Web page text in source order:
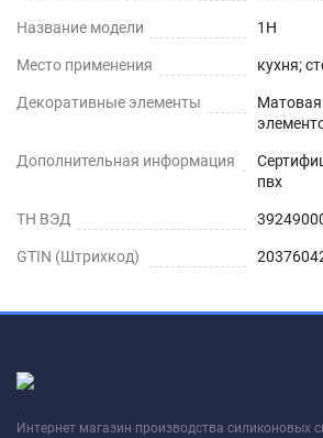
Название модели 1H
Место применения кухня;
Декоративные элементы
Матовая
Дополнительная информация
пвх
ТН ВЭД
GTIN (Штрихкод)
Интернет магазин производства силиконовых